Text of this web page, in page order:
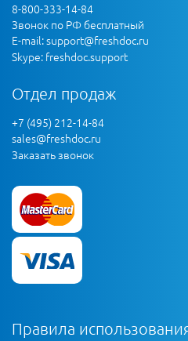
8-800-333-14-84
Звонок по РФ бесплатный
E-mail:support@freshdoc.ru
Skype: freshdoc.support
Отдел продаж
+7 (495) 212-14-84
sales@freshdoc.ru
Заказать звонок
Правила